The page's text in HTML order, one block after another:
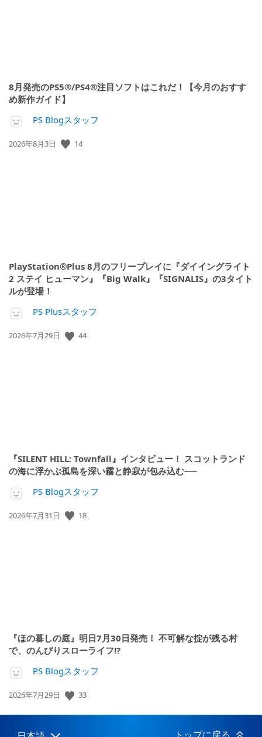
8月発売のPS5®/PS4®注目ソフトはこれだ！【今月のおすす
め新作ガイド】
PS Blogスタッフ
公
2026年8月3日 14
PlayStation®Plus 8月のフリープレイに『ダイイングライト
2 ステイ ヒューマン』『Big Walk』『SIGNALIS』の3タイト
ルが登場！
PS Plusスタッフ
公
2026年7月29日 44
『SILENT HILL: Townfall』インタビュー！ スコットランド
の海に浮かぶ孤島を深い霧と静寂が包み込む──
PS Blogスタッフ
公
2026年7月31日 18
『ほの暮しの庭』明日7月30日発売！ 不可解な掟が残る村
で、のんびりスローライフ!?
PS Blogスタッフ
公
日:
2026年7月29日 33